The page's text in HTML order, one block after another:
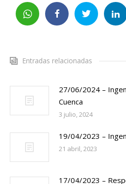
Entradas relacionadas
27/06/2024 –
Cuenca
3 julio, 2024
19/04/2023 –
21 abril, 2023
17/04/2023 –